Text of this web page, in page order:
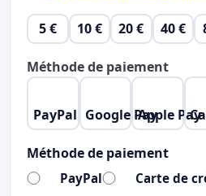
5 € 10 € 20 € 40 €
Méthode de paiement
PayPal Google PayApple Pay
Méthode de paiement
PayPal Carte de